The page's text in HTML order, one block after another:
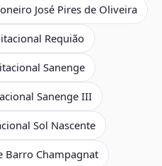
José Pires de Oliveira
Requião
Sanenge
Sanenge III
Sol Nascente
Barro Champagnat